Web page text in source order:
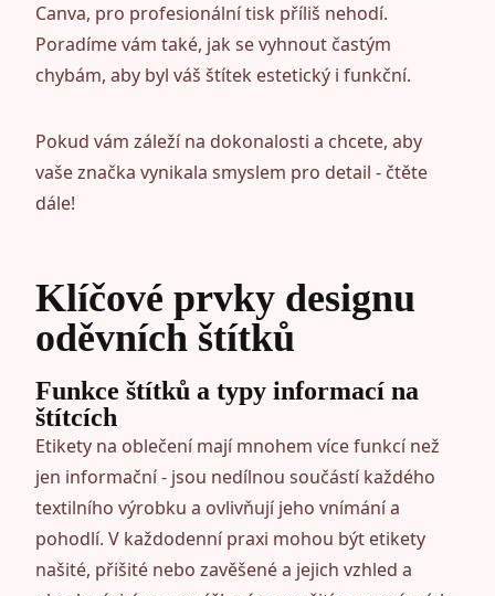
Canva, pro profesionální tisk příliš nehodí.
Poradíme vám také, jak se vyhnout častým
chybám, aby byl váš štítek estetický i funkční.
Pokud vám záleží na dokonalosti a chcete, aby
vaše značka vynikala smyslem pro detail - čtěte
dále!
Klíčové prvky designu
oděvních štítků
Funkce štítků a typy informací na
štítcích
Etikety na oblečení mají mnohem více funkcí než
jen informační - jsou nedílnou součástí každého
textilního výrobku a ovlivňují jeho vnímání a
pohodlí. V každodenní praxi mohou být etikety
našité, přišité nebo zavěšené a jejich vzhled a